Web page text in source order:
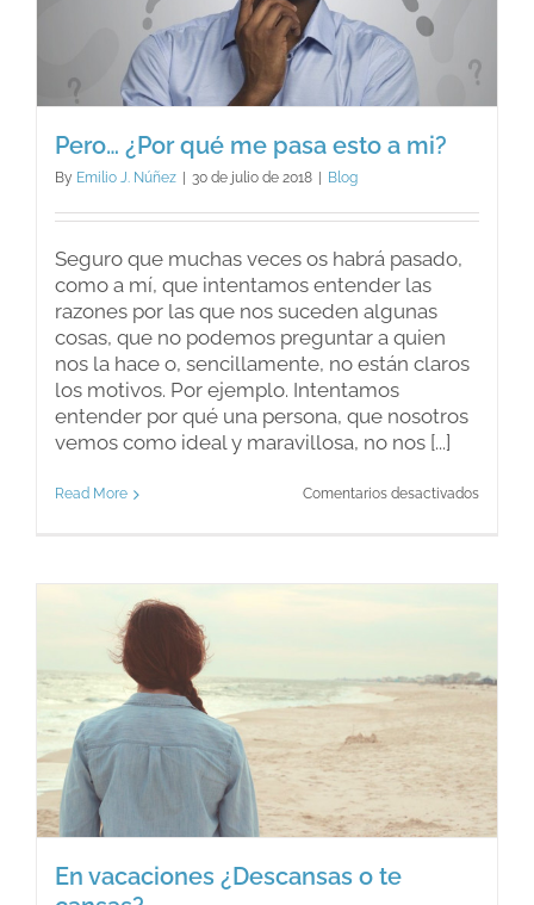
Pero… ¿Por qué me pasa esto a mi?
By Emilio J. Núñez 30 de julio de 2018 Blog
Seguro que muchas veces os habrá pasado,
como a mí, que intentamos entender las
razones por las que nos suceden algunas
cosas, que no podemos preguntar a quien
nos la hace o, sencillamente, no están claros
los motivos. Por ejemplo. Intentamos
entender por qué una persona, que nosotros
vemos como ideal y maravillosa, no nos [...]
Read More Comentarios desactivadosen
pasa
En vacaciones ¿Descansas o te